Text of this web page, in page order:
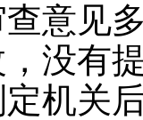
意见
没有
定机关